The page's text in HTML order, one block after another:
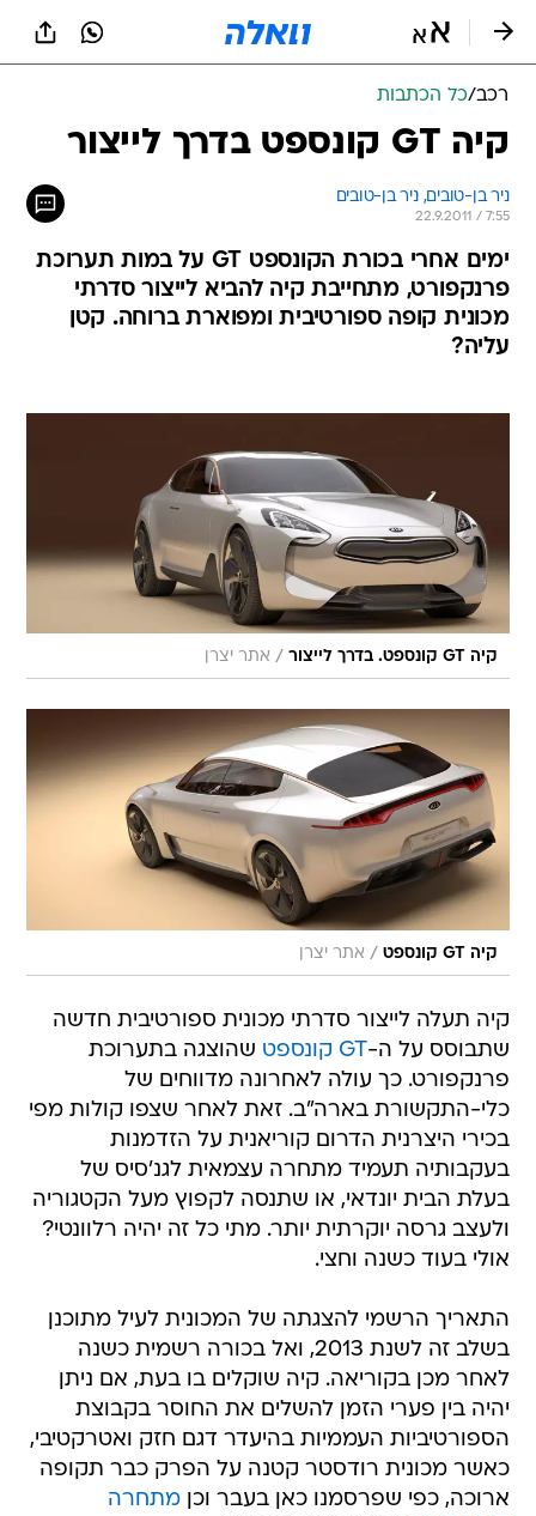
רכב/כל הכתבות
קיה GT קונספט בדרך לייצור
ניר בן-טובים, ניר בן-טובים
22.9.2011 / 7:55
ימים אחרי בכורת הקונספט GT על במות תערוכת
פרנקפורט, מתחייבת קיה להביא לייצור סדרתי
מכונית קופה ספורטיבית ומפוארת ברוחה. קטן
עליה?
קיה GT קונספט. בדרך לייצור / אתר יצרן
קיה GT קונספט / אתר יצרן
קיה תעלה לייצור סדרתי מכונית ספורטיבית חדשה
שתבוסס על ה-GT קונספט
שהוצגה בתערוכת
פרנקפורט. כך עולה לאחרונה מדווחים של
כלי-התקשורת בארה"ב. זאת לאחר שצפו קולות מפי
בכירי היצרנית הדרום קוריאנית על הזדמנות
בעקבותיה תעמיד מתחרה עצמאית לגנ'סיס של
בעלת הבית יונדאי, או שתנסה לקפוץ מעל הקטגוריה
ולעצב גרסה יוקרתית יותר. מתי כל זה יהיה רלוונטי?
אולי בעוד כשנה וחצי.
התאריך הרשמי להצגתה של המכונית לעיל מתוכנן
בשלב זה לשנת 2013, ואל בכורה רשמית כשנה
לאחר מכן בקוריאה. קיה שוקלים בו בעת, אם ניתן
יהיה בין פערי הזמן להשלים את החוסר בקבוצת
הספורטיביות העממיות בהיעדר דגם חזק ואטרקטיבי,
כאשר מכונית רודסטר קטנה על הפרק כבר תקופה
ארוכה, כפי שפרסמנו כאן בעבר וכןמתחרה